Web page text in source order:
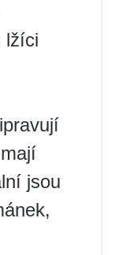
lžíci
jsou